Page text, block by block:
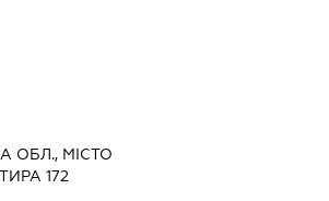
ОБЛ., МІСТО
172